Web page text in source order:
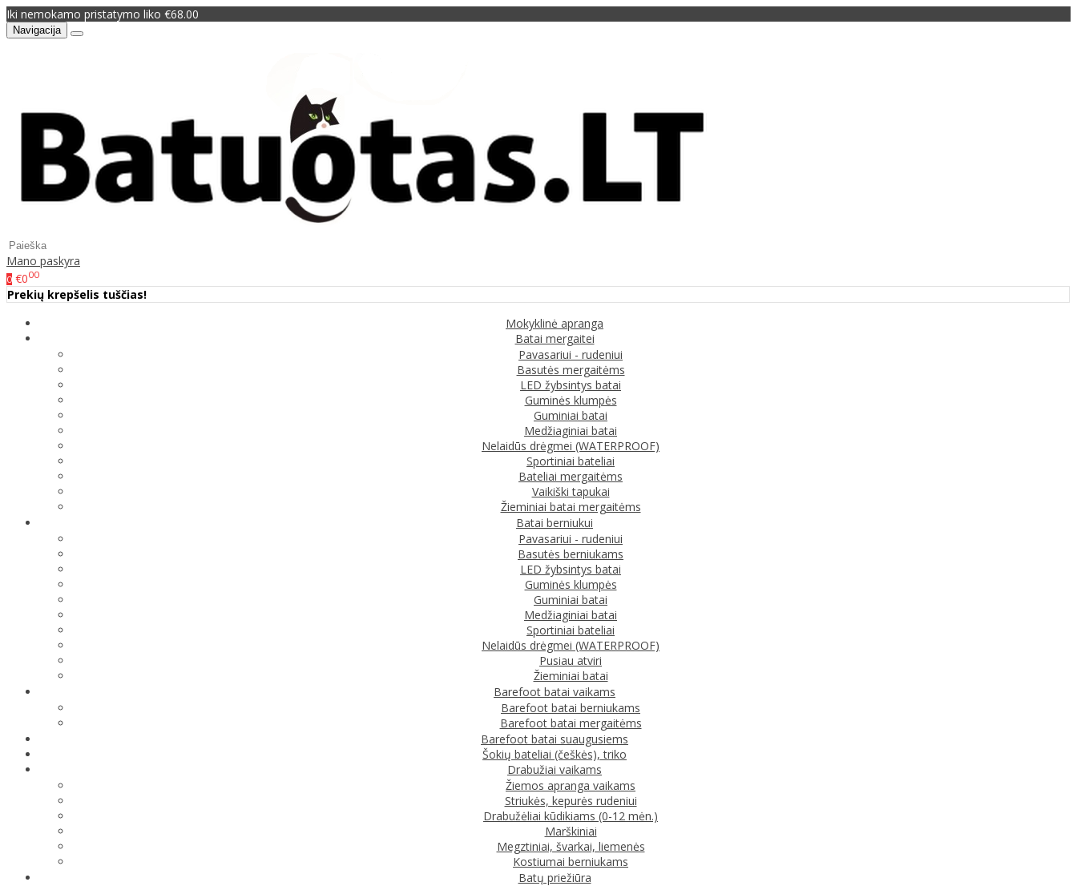
Iki nemokamo pristatymo liko €68.00
Navigacija
Mano paskyra
0 €000
Prekių krepšelis tuščias!
Mokyklinė apranga
Batai mergaitei
Pavasariui - rudeniui
Basutės mergaitėms
LED žybsintys batai
Guminės klumpės
Guminiai batai
Medžiaginiai batai
Nelaidūs drėgmei (WATERPROOF)
Sportiniai bateliai
Bateliai mergaitėms
Vaikiški tapukai
Žieminiai batai mergaitėms
Batai berniukui
Pavasariui - rudeniui
Basutės berniukams
LED žybsintys batai
Guminės klumpės
Guminiai batai
Medžiaginiai batai
Sportiniai bateliai
Nelaidūs drėgmei (WATERPROOF)
Pusiau atviri
Žieminiai batai
Barefoot batai vaikams
Barefoot batai berniukams
Barefoot batai mergaitėms
Barefoot batai suaugusiems
Šokių bateliai (češkės), triko
Drabužiai vaikams
Žiemos apranga vaikams
Striukės, kepurės rudeniui
Drabužėliai kūdikiams (0-12 mėn.)
Marškiniai
Megztiniai, švarkai, liemenės
Kostiumai berniukams
Batų priežiūra